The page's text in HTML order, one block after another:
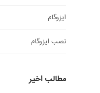
ایزوگام
نصب ایزوگام
مطالب اخیر